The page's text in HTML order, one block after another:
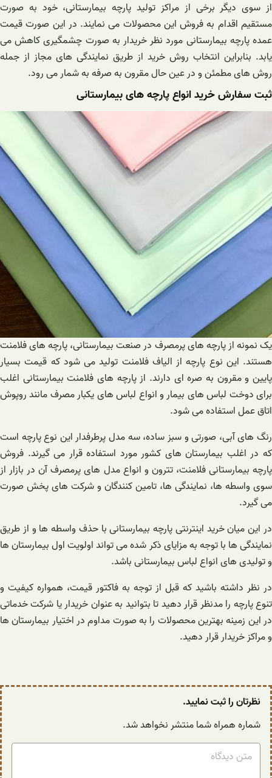
از سوی دیگر برخی از مراکز تولید پارچه بیمارستانی، خود به صورت
مستقیم اقدام به فروش این محصولات می نمایند. در این صورت قیمت
عمده پارچه بیمارستانی مورد نظر خریدار به صورت چشمگیری کاهش می
یابد. بنابراین انتخاب روش خرید از طریق نمایندگی های مجاز از جمله
روش های مطمئن و در عین حال مقرون به صرفه به شمار می رود.
ثبت سفارش خرید انواع پارچه های بیمارستانی
یک نمونه از پارچه های پرمصرف در صنعت بیمارستانی، پارچه های فلامنت
هستند. این نوع پارچه از الیاف فلامنت تولید می شود که قیمت بسیار
پایین و مقرون به صره ای دارند. از پارچه های فلامنت بیمارستانی اغلب
برای دوخت لباس های بیمار و انواع لباس های یکبار مصرف مانند روپوش
اتاق عمل استفاده می شود.
رنگ های آبی، صورتی و سبز ساده، سه مدل پرطرفدار این نوع پارچه است
که در اغلب بیمارستان های کشور مورد استفاده قرار می گیرند. فروش
پارچه بیمارستانی فلامنت، تترون و انواع مدل های پرمصرف آن در بازار از
سوی واسطه ها، نمایندگی ها، تامین کنندگان و شرکت های پخش صورت
می گیرد.
در این میان خرید اینترنتی پارچه بیمارستانی با حذف واسطه ها و از طریق
نمایندگی ها با توجه به مزایای ذکر شده می تواند اولویت اول بیمارستان ها
و تولیدی های انواع لباس بیمارستانی باشد.
در نظر داشته باشید که قبل از توجه به فاکتور قیمت، همواره کیفیت و
تنوع پارچه را مدنظر قرار دهید تا بتوانید به عنوان خریدار یا شرکت خدماتی
در این زمینه بهترین محصولات را به صورت مداوم در اختیار بیمارستان ها
و مراکز خریدار قرار دهید.
نظرتان را ثبت نمایید.
شماره همراه شما منتشر نخواهد شد.